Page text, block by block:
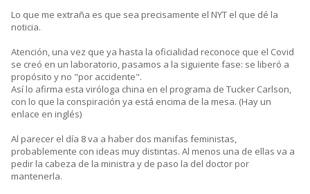
Lo que me extraña es que sea precisamente el NYT el que dé la
noticia.
Atención, una vez que ya hasta la oficialidad reconoce que el Covid
se creó en un laboratorio, pasamos a la siguiente fase: se liberó a
propósito y no "por accidente".
Así lo afirma esta viróloga china en el programa de Tucker Carlson,
con lo que la conspiración ya está encima de la mesa. (Hay un
enlace en inglés)
Al parecer el día 8 va a haber dos manifas feministas,
probablemente con ideas muy distintas. Al menos una de ellas va a
pedir la cabeza de la ministra y de paso la del doctor por
mantenerla.